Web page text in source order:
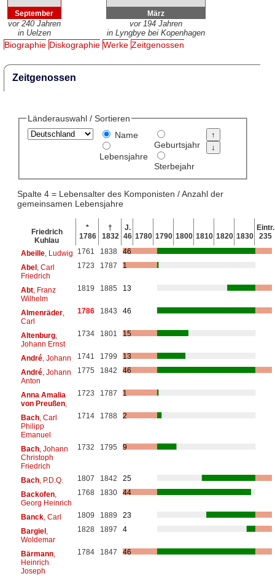
September
vor 240 Jahren
in Uelzen
März
vor 194 Jahren
in Lyngbye bei Kopenhagen
Biographie Diskographie Werke Zeitgenossen
Zeitgenossen
Länderauswahl / Sortieren
Name
Lebensjahre
Geburtsjahr
Sterbejahr
Spalte 4 = Lebensalter des Komponisten / Anzahl der
gemeinsamen Lebensjahre
Friedrich
Kuhlau
*
1786
†
1832
J.
46 1780 1790 1800 1810 1820 1830
Eintr.
235
Abeille, Ludwig 1761 1838
46
Abel, Carl
Friedrich
1723 1787 1
Abt, Franz
Wilhelm
1819 1885 13
Almenräder,
Carl
1786 1843 46
Altenburg,
Johann Ernst
1734 1801 15
André, Johann 1741 1799
13
André, Johann
Anton
1775 1842 46
Anna Amalia
von Preußen,
1723 1787 1
Bach, Carl
Philipp
Emanuel
1714 1788 2
Bach, Johann
Christoph
Friedrich
1732 1795 9
Bach, P.D.Q. 1807 1842
25
Backofen,
Georg Heinrich
1768 1830 44
Banck, Carl 1809 1889
23
Bargiel,
Woldemar
1828 1897 4
Bärmann,
Heinrich
Joseph
1784 1847 46